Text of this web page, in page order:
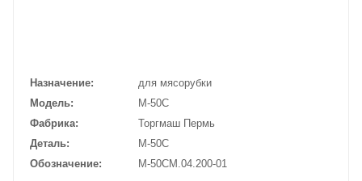
Назначение
для мясорубки
Модель
М-50С
Фабрика
Торгмаш Пермь
Деталь
М-50С
Обозначение
М-50СМ.04.200-01